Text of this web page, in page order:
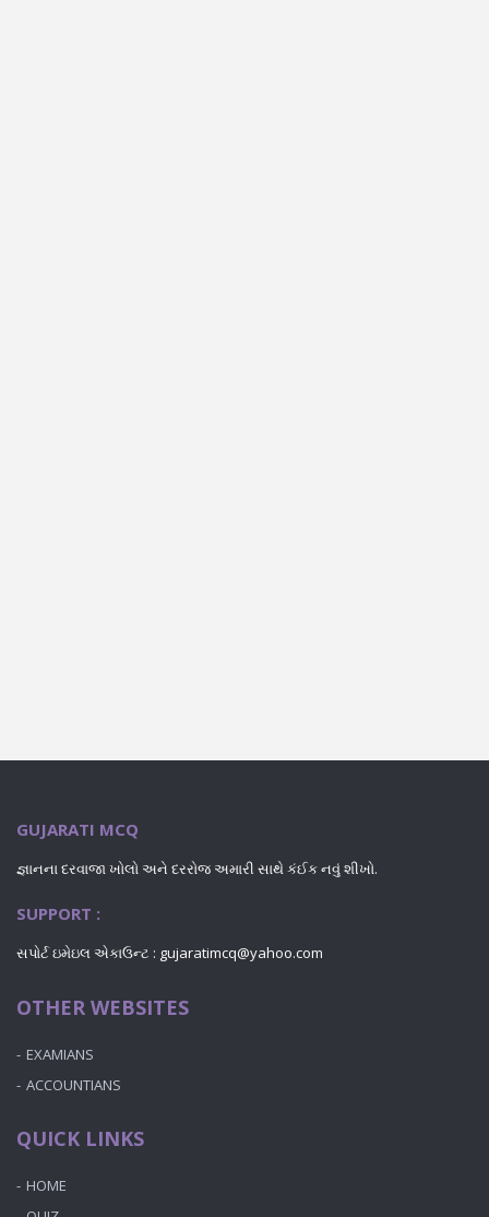
GUJARATI MCQ
જ્ઞાનના દરવાજા ખોલો અને દરરોજ અમારી સાથે કંઈક નવું શીખો.
SUPPORT :
સપોર્ટ ઇમેઇલ એકાઉન્ટ : gujaratimcq@yahoo.com
OTHER WEBSITES
EXAMIANS
ACCOUNTIANS
QUICK LINKS
HOME